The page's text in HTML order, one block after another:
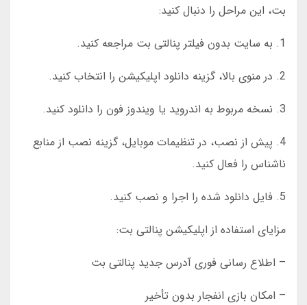
بت، این مراحل را دنبال کنید:
1. به سایت بدون فیلتر پنالتی بت مراجعه کنید.
2. در منوی بالا، گزینه دانلود اپلیکیشن را انتخاب کنید.
3. نسخه مربوط به اندروید یا ویندوز فون را دانلود کنید.
4. پیش از نصب، در تنظیمات موبایل، گزینه نصب از منابع
ناشناس را فعال کنید.
5. فایل دانلود شده را اجرا و نصب کنید.
مزایای استفاده از اپلیکیشن پنالتی بت:
– اطلاع رسانی فوری آدرس جدید پنالتی بت
– امکان بازی انفجار بدون تأخیر